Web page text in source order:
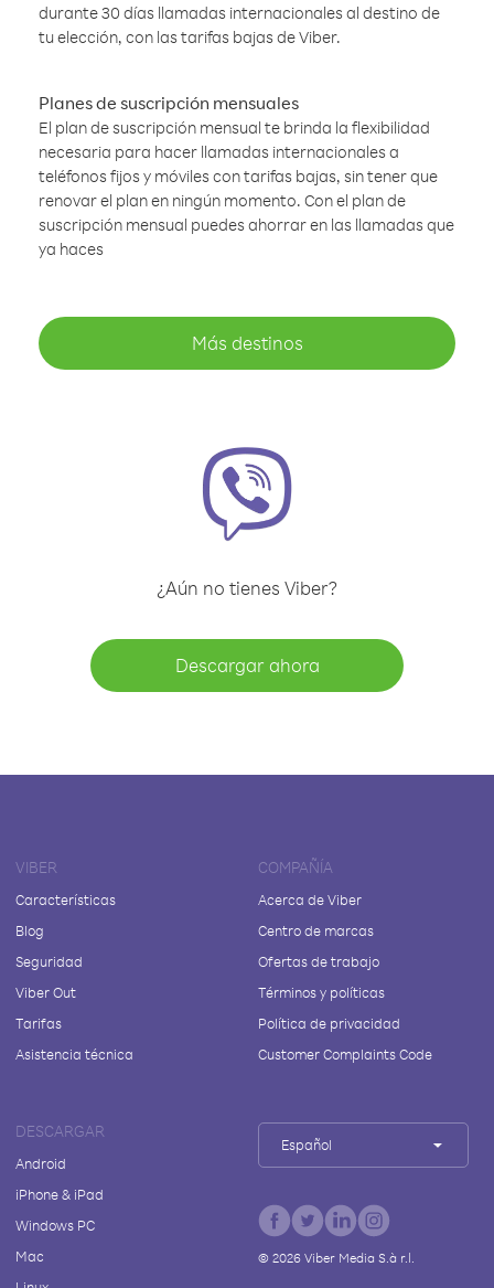
durante 30 días llamadas internacionales al destino de
tu elección, con las tarifas bajas de Viber.
Planes de suscripción mensuales
El plan de suscripción mensual te brinda la flexibilidad
necesaria para hacer llamadas internacionales a
teléfonos fijos y móviles con tarifas bajas, sin tener que
renovar el plan en ningún momento. Con el plan de
suscripción mensual puedes ahorrar en las llamadas que
ya haces
Más destinos
¿Aún no tienes Viber?
Descargar ahora
VIBER
Características
Blog
Seguridad
Viber Out
Tarifas
Asistencia técnica
COMPAÑÍA
Acerca de Viber
Centro de marcas
Ofertas de trabajo
Términos y políticas
Política de privacidad
Customer Complaints Code
DESCARGAR
Android
iPhone & iPad
Windows PC
Mac
Español
© 2026Viber Media S.à r.l.